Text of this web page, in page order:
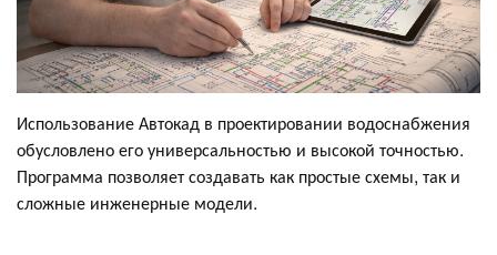
Использование Автокад в проектировании водоснабжения
обусловлено его универсальностью и высокой точностью.
Программа позволяет создавать как простые схемы, так и
сложные инженерные модели.